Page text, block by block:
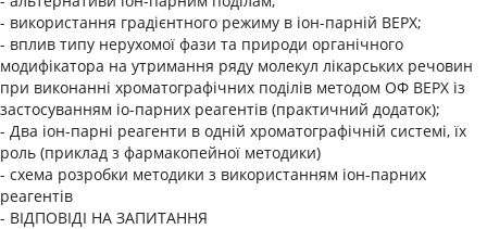
- використання градієнтного режиму в іон-парній ВЕРХ;
- вплив типу нерухомої фази та природи органічного
модифікатора на утримання ряду молекул лікарських речовин
при виконанні хроматографічних поділів методом ОФ ВЕРХ із
застосуванням іо-парних реагентів (практичний додаток);
- Два іон-парні реагенти в одній хроматографічній системі, їх
роль (приклад з фармакопейної методики)
- схема розробки методики з використанням іон-парних
реагентів
- ВІДПОВІДІ НА ЗАПИТАННЯ